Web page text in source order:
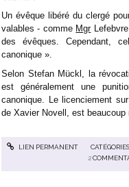
Un évêque libéré du clergé
valables - comme MgrLefebvre
des évêques. Cependant,
canonique ».
Selon Stefan Mückl, la
est généralement une
canonique. Le licenciement
de Xavier Novell, est beaucoup
LIEN PERMANENT
2